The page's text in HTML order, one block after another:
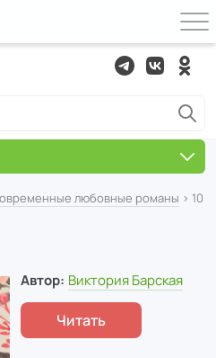
любовные романы › 10
Автор: Виктория Барская
Читать